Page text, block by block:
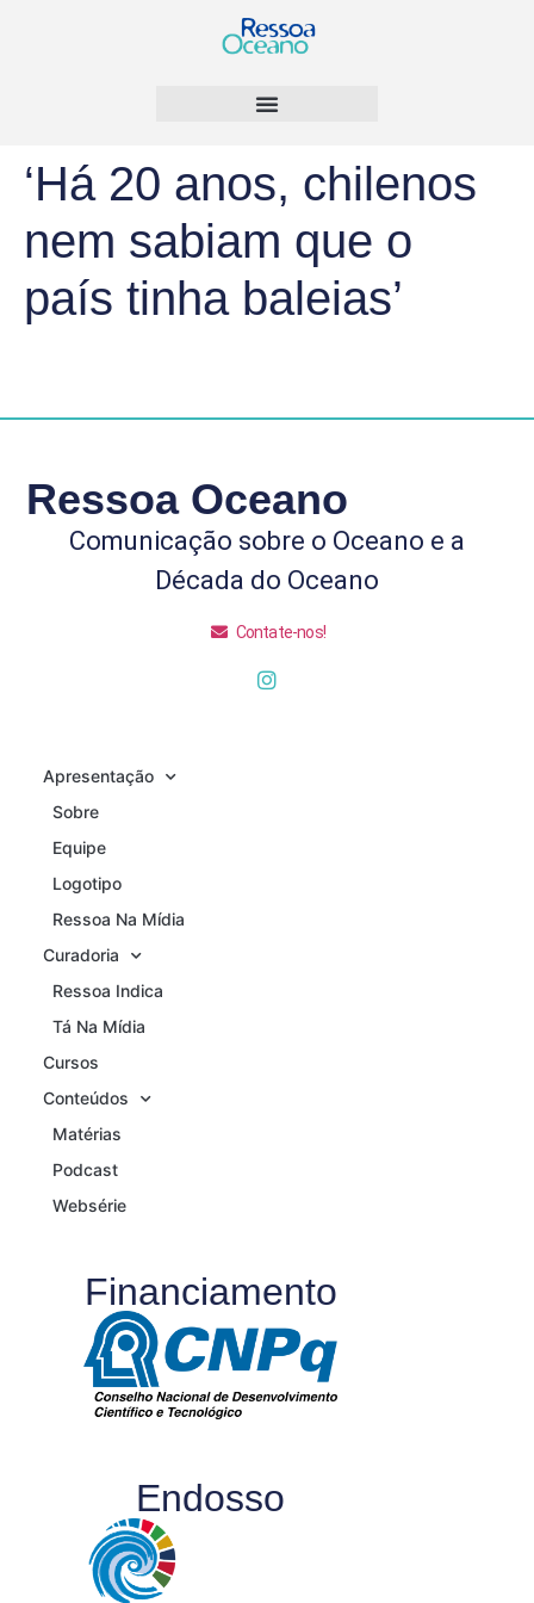
‘Há 20 anos, chilenos
nem sabiam que o
país tinha baleias’
Ressoa Oceano
Comunicação sobre o Oceano e a
Década do Oceano
Contate-nos!
Apresentação
Sobre
Equipe
Logotipo
Ressoa Na Mídia
Curadoria
Ressoa Indica
Tá Na Mídia
Cursos
Conteúdos
Matérias
Podcast
Websérie
Financiamento
Endosso